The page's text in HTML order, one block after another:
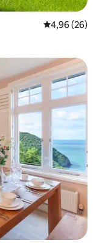
Note
4,96 (26)
aimés